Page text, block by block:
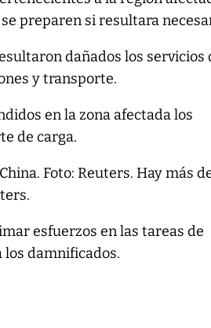
preparen si resultara
dañados los servicios
y transporte.
en la zona afectada los
de carga.
Foto: Reuters. Hay más
esfuerzos en las tareas de
los damnificados.